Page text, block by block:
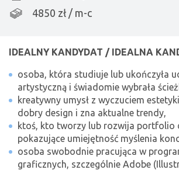
4850 zł / m-c
IDEALNY KANDYDAT / IDEALNA
osoba, która studiuje lub ukończyła
artystyczną i świadomie wybrała
kreatywny umysł z wyczuciem
dobry design i zna aktualne trendy,
ktoś, kto tworzy lub rozwija portfolio
pokazujące umiejętność myślenia
osoba swobodnie pracująca w
graficznych, szczególnie Adobe